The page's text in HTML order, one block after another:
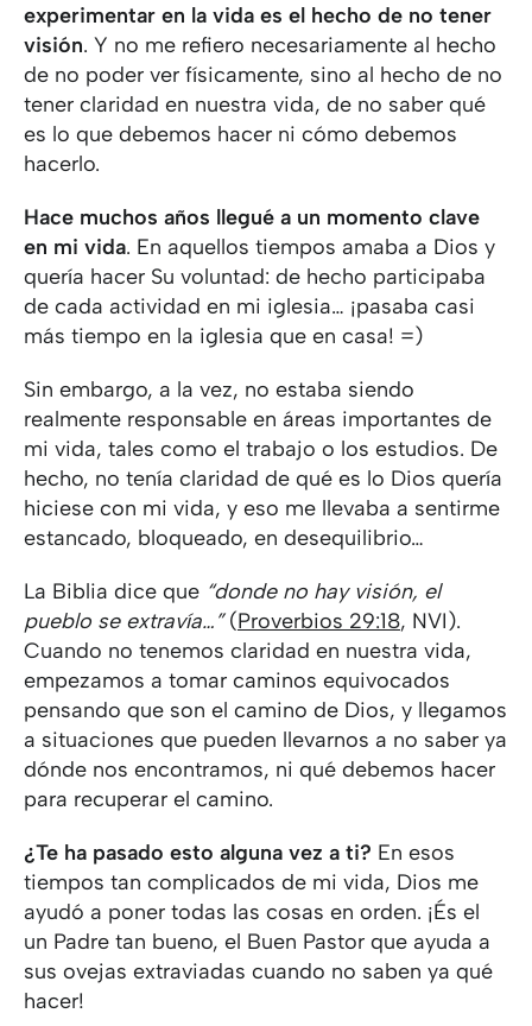
experimentar en la vida es el hecho de no tener
visión. Y no me refiero necesariamente al hecho
de no poder ver físicamente, sino al hecho de no
tener claridad en nuestra vida, de no saber qué
es lo que debemos hacer ni cómo debemos
hacerlo.
Hace muchos años llegué a un momento clave
en mi vida. En aquellos tiempos amaba a Dios y
quería hacer Su voluntad: de hecho participaba
de cada actividad en mi iglesia… ¡pasaba casi
más tiempo en la iglesia que en casa! =)
Sin embargo, a la vez, no estaba siendo
realmente responsable en áreas importantes de
mi vida, tales como el trabajo o los estudios. De
hecho, no tenía claridad de qué es lo Dios quería
hiciese con mi vida, y eso me llevaba a sentirme
estancado, bloqueado, en desequilibrio…
La Biblia dice que “donde no hay visión, el
pueblo se extravía…”(Proverbios 29:18, NVI).
Cuando no tenemos claridad en nuestra vida,
empezamos a tomar caminos equivocados
pensando que son el camino de Dios, y llegamos
a situaciones que pueden llevarnos a no saber ya
dónde nos encontramos, ni qué debemos hacer
para recuperar el camino.
¿Te ha pasado esto alguna vez a ti? En esos
tiempos tan complicados de mi vida, Dios me
ayudó a poner todas las cosas en orden. ¡És el
un Padre tan bueno, el Buen Pastor que ayuda a
sus ovejas extraviadas cuando no saben ya qué
hacer!